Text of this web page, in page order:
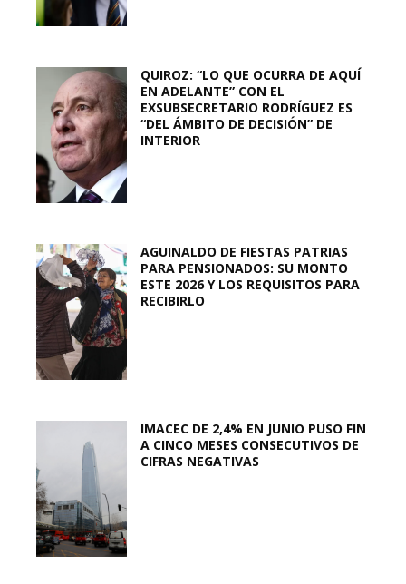
QUIROZ: “LO QUE OCURRA DE AQUÍ
EN ADELANTE” CON EL
EXSUBSECRETARIO RODRÍGUEZ ES
“DEL ÁMBITO DE DECISIÓN” DE
INTERIOR
AGUINALDO DE FIESTAS PATRIAS
PARA PENSIONADOS: SU MONTO
ESTE 2026 Y LOS REQUISITOS PARA
RECIBIRLO
IMACEC DE 2,4% EN JUNIO PUSO FIN
A CINCO MESES CONSECUTIVOS DE
CIFRAS NEGATIVAS